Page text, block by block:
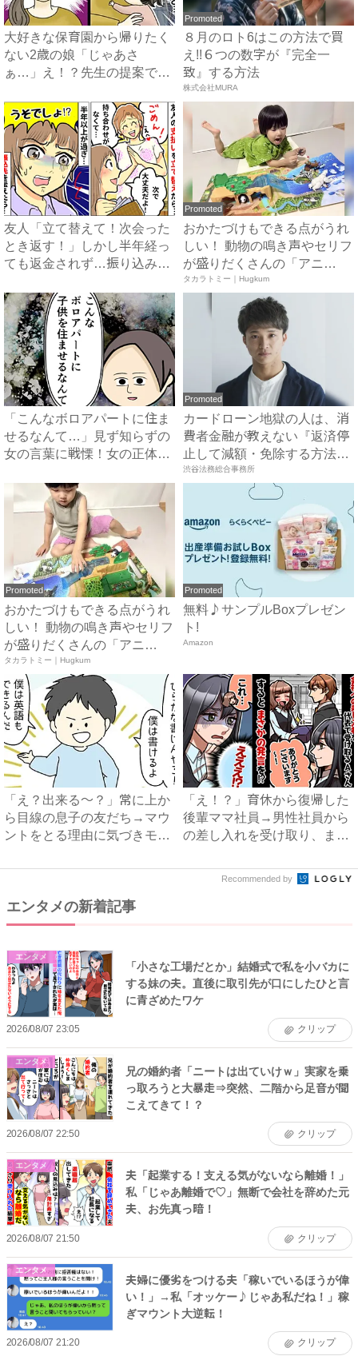
大好きな保育園から帰りたく
ない2歳の娘「じゃあさ
ぁ…」え！？先生の提案でス
Promoted
８月のロト6はこの方法で買
え!!６つの数字が『完全一
致』する方法
株式会社MURA
友人「立て替えて！次会った
とき返す！」しかし半年経っ
ても返金されず…振り込み先
Promoted
おかたづけもできる点がうれ
しい！ 動物の鳴き声やセリフ
が盛りだくさんの「アニ
ア ...
タカラトミー｜Hugkum
「こんなボロアパートに住ま
せるなんて…」見ず知らずの
女の言葉に戦慄！女の正体
Promoted
カードローン地獄の人は、消
費者金融が教えない『返済停
止して減額・免除する方法』
で...
渋谷法務総合事務所
Promoted
おかたづけもできる点がうれ
しい！ 動物の鳴き声やセリフ
が盛りだくさんの「アニ
ア ...
タカラトミー｜Hugkum
Promoted
無料♪サンプルBoxプレゼン
ト!
Amazon
「え？出来る〜？」常に上か
ら目線の息子の友だち→マウ
ントをとる理由に気づきモヤ
「え！？」育休から復帰した
後輩ママ社員→男性社員から
の差し入れを受け取り、まさ
Recommended by
エンタメの新着記事
エンタメ
「小さな工場だとか」結婚式で私を小バカに
する妹の夫。直後に取引先が口にしたひと言
に青ざめたワケ
2026/08/07 23:05 クリップ
エンタメ
兄の婚約者「ニートは出ていけｗ」実家を乗
っ取ろうと大暴走⇒突然、二階から足音が聞
こえてきて！？
2026/08/07 22:50 クリップ
エンタメ
夫「起業する！支える気がないなら離婚！」
私「じゃあ離婚で♡」無断で会社を辞めた元
夫、お先真っ暗！
2026/08/07 21:50 クリップ
エンタメ
夫婦に優劣をつける夫「稼いでいるほうが偉
い！」→私「オッケー♪じゃあ私だね！」稼
ぎマウント大逆転！
2026/08/07 21:20 クリップ